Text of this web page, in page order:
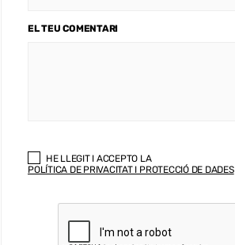
EL TEU COMENTARI
HE LLEGIT I ACCEPTO LA
POLÍTICA DE PRIVACITAT I PROTECCIÓ DE DADES